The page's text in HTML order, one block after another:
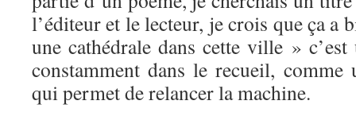
l’éditeur et le lecteur, je crois que ça a
une cathédrale dans cette ville »
constamment dans le recueil,
qui permet de relancer la machine.